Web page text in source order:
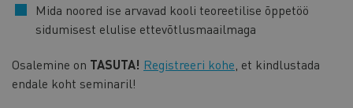
Mida noored ise arvavad kooli teoreetilise õppetöö
sidumisest elulise ettevõtlusmaailmaga
Osalemine on TASUTA! Registreeri kohe , et kindlustada
endale koht seminaril!